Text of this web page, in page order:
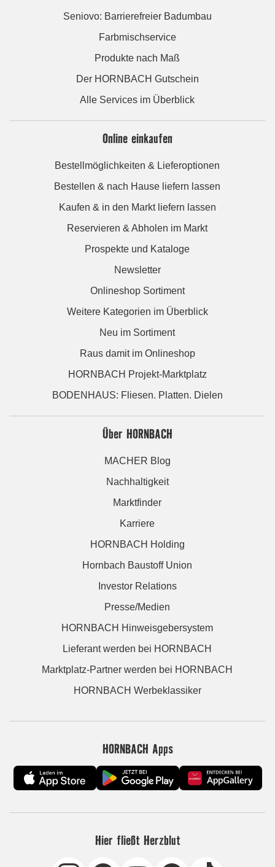
Seniovo: Barrierefreier Badumbau
Farbmischservice
Produkte nach Maß
Der HORNBACH Gutschein
Alle Services im Überblick
Online einkaufen
Bestellmöglichkeiten & Lieferoptionen
Bestellen & nach Hause liefern lassen
Kaufen & in den Markt liefern lassen
Reservieren & Abholen im Markt
Prospekte und Kataloge
Newsletter
Onlineshop Sortiment
Weitere Kategorien im Überblick
Neu im Sortiment
Raus damit im Onlineshop
HORNBACH Projekt-Marktplatz
BODENHAUS: Fliesen. Platten. Dielen
Über HORNBACH
MACHER Blog
Nachhaltigkeit
Marktfinder
Karriere
HORNBACH Holding
Hornbach Baustoff Union
Investor Relations
Presse/Medien
HORNBACH Hinweisgebersystem
Lieferant werden bei HORNBACH
Marktplatz-Partner werden bei HORNBACH
HORNBACH Werbeklassiker
HORNBACH Apps
Hier fließt Herzblut